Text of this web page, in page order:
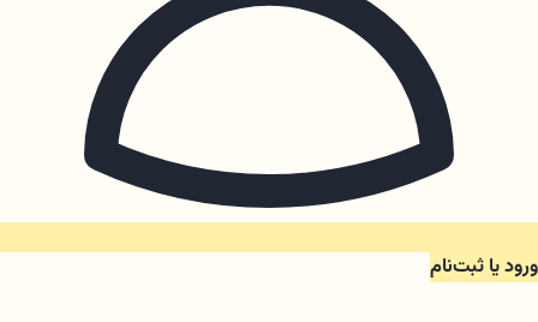
ورود یا ثبت‌نام